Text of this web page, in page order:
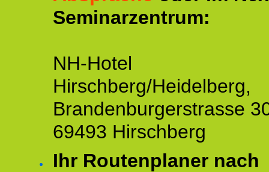
Seminarzentrum:
NH-Hotel
Hirschberg/Heidelberg,
Brandenburgerstrasse
69493 Hirschberg
Ihr Routenplaner nach